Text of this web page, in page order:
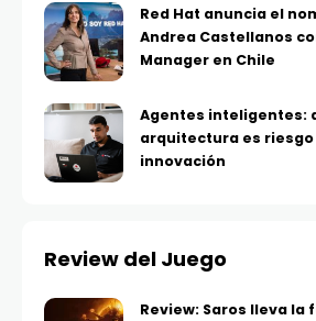
Red Hat anuncia el
Andrea Castellanos
Manager en Chile
Agentes inteligentes:
arquitectura es
innovación
Review del Juego
Review: Saros lleva la